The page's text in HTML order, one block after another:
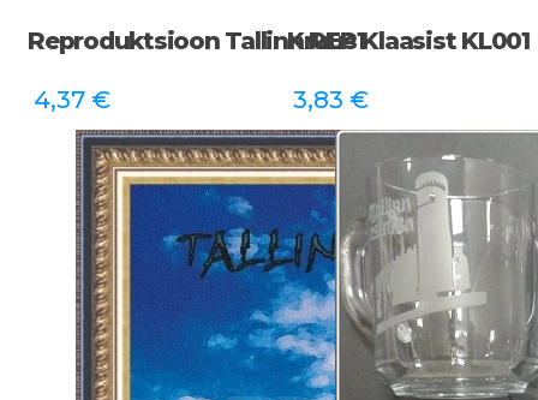
Reproduktsioon Tallinn REP1
4,37 €
Kruus Klaasist KL001
3,83 €